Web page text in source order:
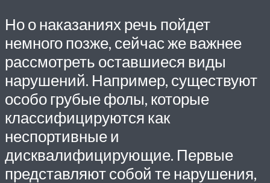
Но о наказаниях речь пойдет
немного позже, сейчас же важнее
рассмотреть оставшиеся виды
нарушений. Например, существуют
особо грубые фолы, которые
классифицируются как
неспортивные и
дисквалифицирующие. Первые
представляют собой те нарушения,